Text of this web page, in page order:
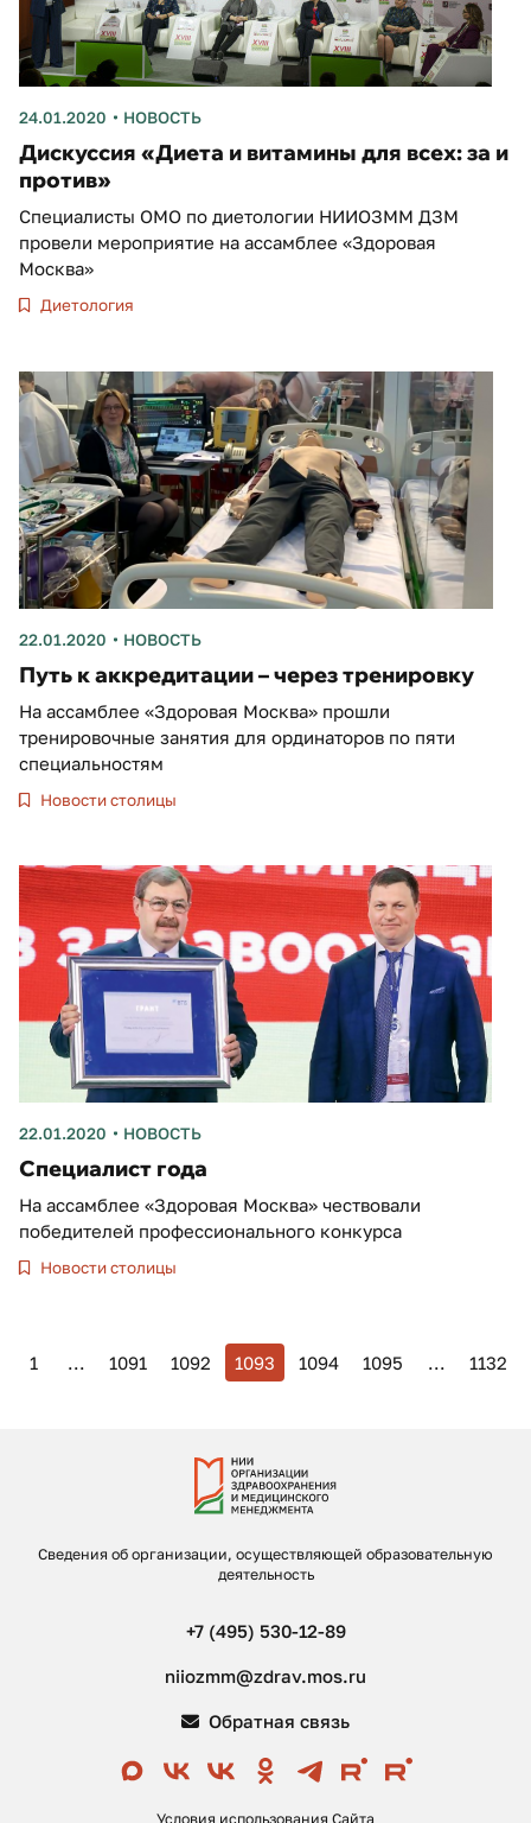
24.01.2020 НОВОСТЬ
Дискуссия «Диета и витамины для всех: за и
против»
Специалисты ОМО по диетологии НИИОЗММ ДЗМ
провели мероприятие на ассамблее «Здоровая
Москва»
Диетология
22.01.2020 НОВОСТЬ
Путь к аккредитации – через тренировку
На ассамблее «Здоровая Москва» прошли
тренировочные занятия для ординаторов по пяти
специальностям
Новости столицы
22.01.2020 НОВОСТЬ
Специалист года
На ассамблее «Здоровая Москва» чествовали
победителей профессионального конкурса
Новости столицы
1 ... 1091 1092 1093 1094 1095 ... 1132
Сведения об организации, осуществляющей образовательную
деятельность
+7 (495) 530-12-89
niiozmm@zdrav.mos.ru
Обратная связь
Условия использования Сайта